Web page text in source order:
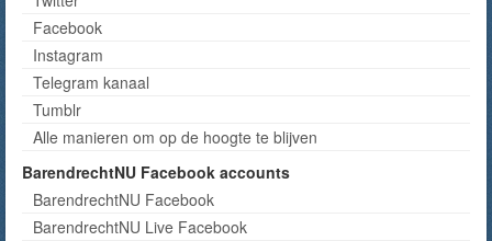
Facebook
Instagram
Telegram kanaal
Tumblr
Alle manieren om op de hoogte te blijven
BarendrechtNU Facebook accounts
BarendrechtNU Facebook
BarendrechtNU Live Facebook